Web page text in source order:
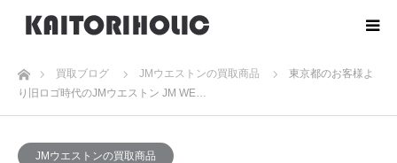
ホーム買取ブログ JMウエストンの買取商品
東京都のお客様よ
り旧ロゴ時代のJMウエストン JM WE…
JMウエストンの買取商品